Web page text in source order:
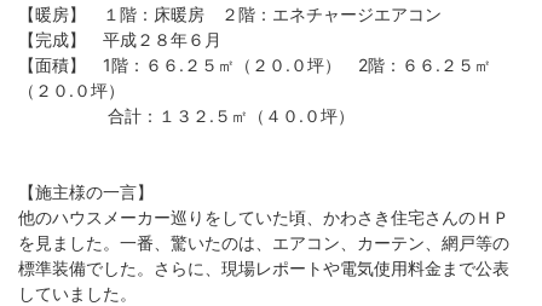
【暖房】 １階：床暖房 ２階：エネチャージエアコン
【完成】 平成２８年６月
【面積】 1階：６６.２５㎡（２０.０坪） 2階：６６.２５㎡
（２０.０坪）
合計：１３２.５㎡（４０.０坪）
【施主様の一言】
他のハウスメーカー巡りをしていた頃、かわさき住宅さんのＨＰ
を見ました。一番、驚いたのは、エアコン、カーテン、網戸等の
標準装備でした。さらに、現場レポートや電気使用料金まで公表
していました。